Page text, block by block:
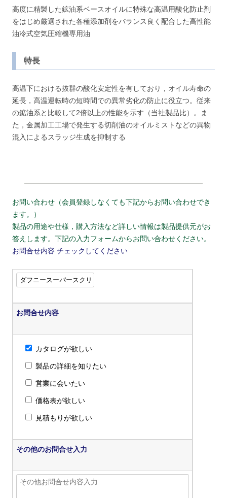
高度に精製した鉱油系ベースオイルに特殊な高温用酸化防止剤
をはじめ厳選された各種添加剤をバランス良く配合した高性能
油冷式空気圧縮機専用油
特長
高温下における抜群の酸化安定性を有しており，オイル寿命の
延長，高温運転時の短時間での異常劣化の防止に役立つ。従来
の鉱油系と比較して2倍以上の性能を示す（当社製品比）。ま
た，金属加工工場で発生する切削油のオイルミストなどの異物
混入によるスラッジ生成を抑制する
お問い合わせ（会員登録しなくても下記からお問い合わせでき
ます。）
製品の用途や仕様，購入方法など詳しい情報は製品提供元がお
答えします。下記の入力フォームからお問い合わせください。
お問合せ内容 チェックしてください
お問合せ内容
カタログが欲しい
製品の詳細を知りたい
営業に会いたい
価格表が欲しい
見積もりが欲しい
その他のお問合せ入力